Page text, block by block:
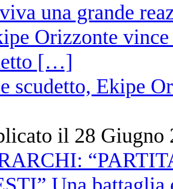
scudetto, Ekipe
il 28 Giugno